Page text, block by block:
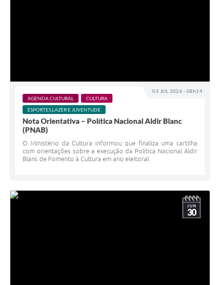
03 JUL 2026 - 08h14
AGENDA CULTURAL
CULTURA
ESPORTES,LAZER E JUVENTUDE
Nota Orientativa – Política Nacional Aldir Blanc
(PNAB)
O Ministério da Cultura informou que finaliza uma cartilha
com orientações sobre a execução da Política Nacional Aldir
Blanc de Fomento à Cultura em ano eleitoral.
JUN
30